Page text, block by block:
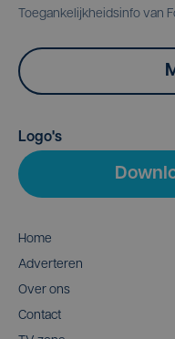
Toegankelijkheidsinfo van
Logo's
Home
Adverteren
Over ons
Contact